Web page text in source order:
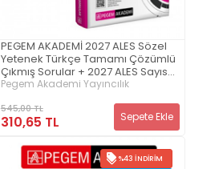
PEGEM AKADEMİ 2027 ALES Sözel
Yetenek Türkçe Tamamı Çözümlü
Çıkmış Sorular + 2027 ALES Sayısal
Yetenek Matematik Tamamı
(2.Kitap)
Pegem Akademi Yayıncılık
545,00 TL
310,65 TL Sepete Ekle
%43 İNDIRIM